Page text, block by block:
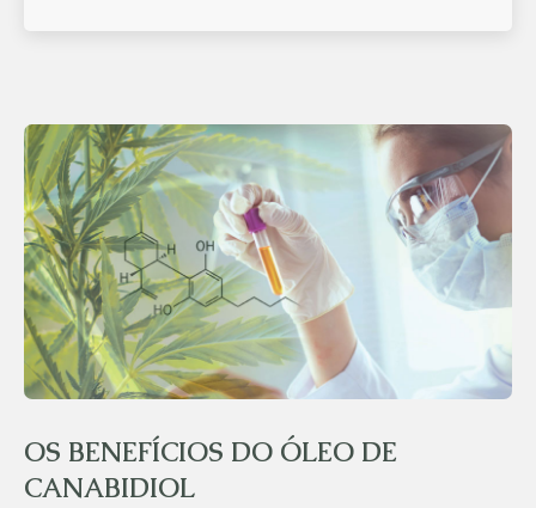
OS BENEFÍCIOS DO ÓLEO DE
CANABIDIOL